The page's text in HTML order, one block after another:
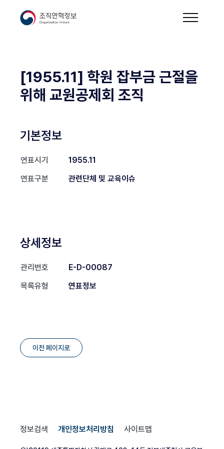
[1955.11] 학원 잡부금 근절을
위해 교원공제회 조직
기본정보
연표시기
1955.11
연표구분
관련단체 및 교육이슈
상세정보
관리번호
E-D-00087
목록유형
연표정보
이전 페이지로
정보검색 개인정보처리방침 사이트맵